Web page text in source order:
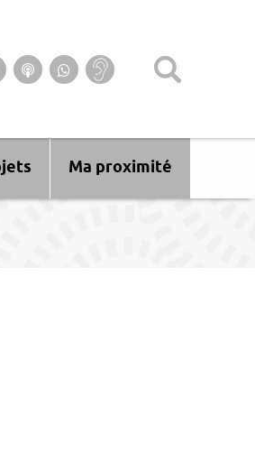
page Facebook
Twitter
sur YouTube
nous sur Instagram
Retrouvez-nous sur Linkedin
Ecoutez nos Podcasts
Suivez-nous sur
WhatsApp
Baisse
d’audition ?
Ma proximité